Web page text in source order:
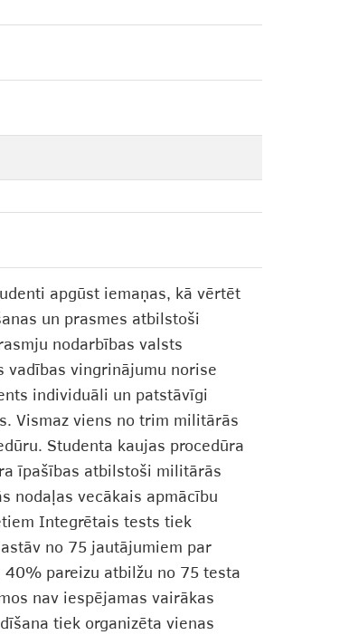
apgūst iemaņas, kā vērtēt
un prasmes atbilstoši
nodarbības valsts
vadības vingrinājumu norise
individuāli un patstāvīgi
Vismaz viens no trim militārās
Studenta kaujas procedūra
īpašības atbilstoši militārās
nodaļas vecākais apmācību
Integrētais tests tiek
no 75 jautājumiem par
pareizu atbilžu no 75 testa
nav iespējamas vairākas
tiek organizēta vienas